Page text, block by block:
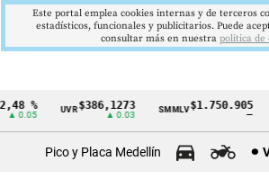
Cintillo
%
0.05
UVR$386,1273
▲ 0.03
SMMLV$1.750.905
Pico y Placa Medellín
Este portal emplea cookies internas y de terceros
estadísticos, funcionales y publicitarios. Puede
consultar más en nuestra politica de